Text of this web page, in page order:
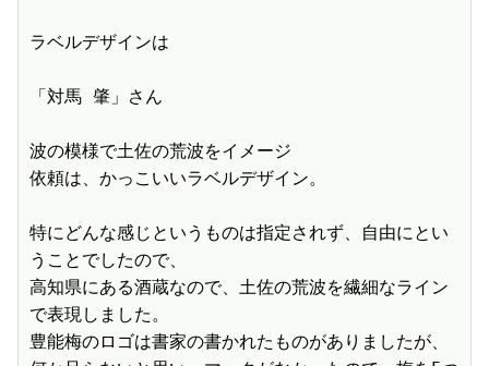
ラベルデザインは
「対馬 肇」さん
波の模様で土佐の荒波をイメージ
依頼は、かっこいいラベルデザイン。
特にどんな感じというものは指定されず、自由にとい
うことでしたので、
高知県にある酒蔵なので、土佐の荒波を繊細なライン
で表現しました。
豊能梅のロゴは書家の書かれたものがありましたが、